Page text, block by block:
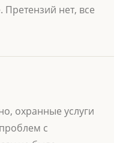
нет, все
охранные услуги
с